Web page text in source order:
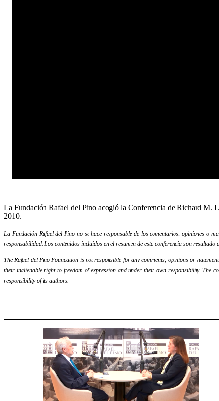
La Fundación Rafael del Pino acogió la Conferencia de Richard M.
2010.
La Fundación Rafael del Pino no se hace responsable de los comentarios, opiniones o
responsabilidad. Los contenidos incluidos en el resumen de esta conferencia son
The Rafael del Pino Foundation is not responsible for any comments, opinions or
their inalienable right to freedom of expression and under their own responsibility. The
responsibility of its authors.